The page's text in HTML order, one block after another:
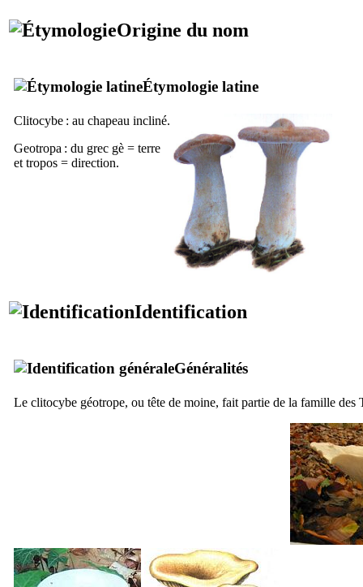
Origine du nom
Étymologie latine
Clitocybe : au chapeau incliné.
Geotropa : du grec gè = terre
et tropos = direction.
Identification
Généralités
Le clitocybe géotrope, ou tête de moine, fait partie de la famille des